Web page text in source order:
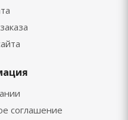
соглашение